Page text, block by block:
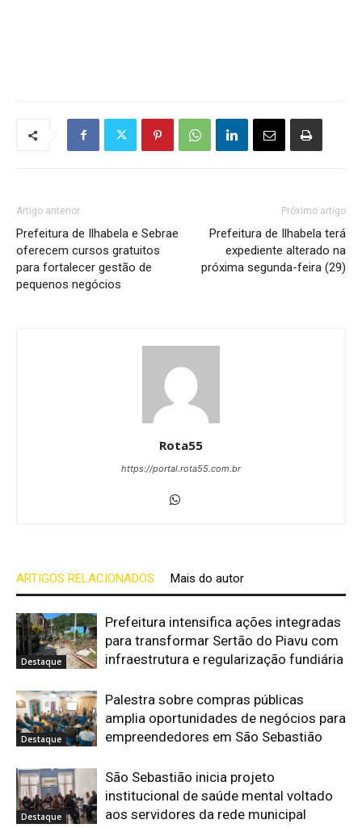
Artigo anterior
Prefeitura de Ilhabela e Sebrae
oferecem cursos gratuitos
para fortalecer gestão de
pequenos negócios
Próximo artigo
Prefeitura de Ilhabela terá
expediente alterado na
próxima segunda-feira (29)
Rota55
https://portal.rota55.com.br
ARTIGOS RELACIONADOS Mais do autor
Destaque
Prefeitura intensifica ações integradas
para transformar Sertão do Piavu com
infraestrutura e regularização fundiária
Destaque
Palestra sobre compras públicas
amplia oportunidades de negócios para
empreendedores em São Sebastião
Destaque
São Sebastião inicia projeto
institucional de saúde mental voltado
aos servidores da rede municipal